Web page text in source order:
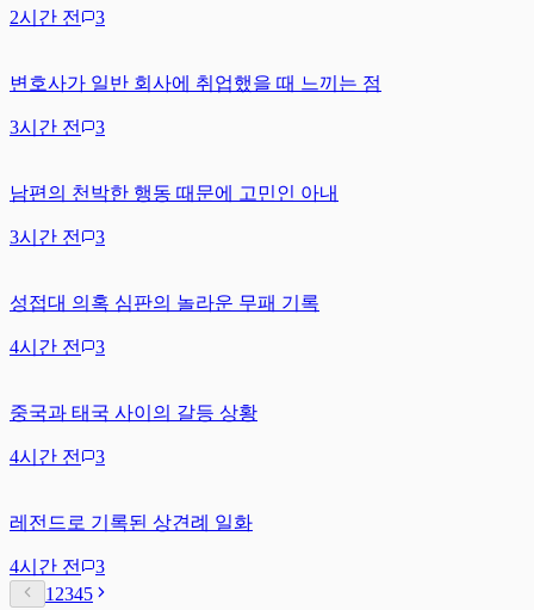
2시간 전 3
변호사가 일반 회사에 취업했을 때 느끼는 점
3시간 전 3
남편의 천박한 행동 때문에 고민인 아내
3시간 전 3
성접대 의혹 심판의 놀라운 무패 기록
4시간 전 3
중국과 태국 사이의 갈등 상황
4시간 전 3
레전드로 기록된 상견례 일화
4시간 전
3
1 2345